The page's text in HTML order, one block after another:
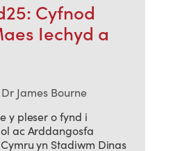
Cyfnod
Iechyd a
Dr James Bourne
y pleser o fynd i
ac Arddangosfa
yn Stadiwm Dinas